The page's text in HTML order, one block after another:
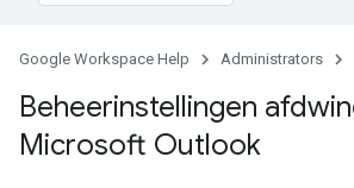
Google Workspace Help Administrators
Beheerinstellingen
Microsoft Outlook